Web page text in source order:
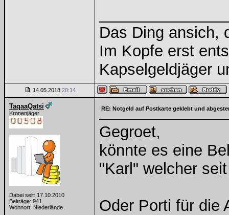
Das Ding ansich,
Im Kopfe erst
Kapselgeldjäger
14.05.2018 20:14
TaqaaQatsi
Kronenjäger
Dabei seit: 17.10.2010
Beiträge: 941
Wohnort: Niederlände
RE: Notgeld auf Postkarte geklebt und
Gegroet,
könnte es eine
"Karl" welcher
Oder Porti für die